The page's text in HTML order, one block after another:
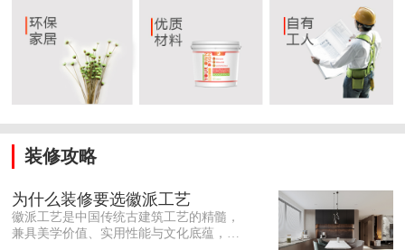
装修攻略
为什么装修要选徽派工艺
徽派工艺是中国传统古建筑工艺的精髓，
兼具美学价值、实用性能与文化底蕴，优